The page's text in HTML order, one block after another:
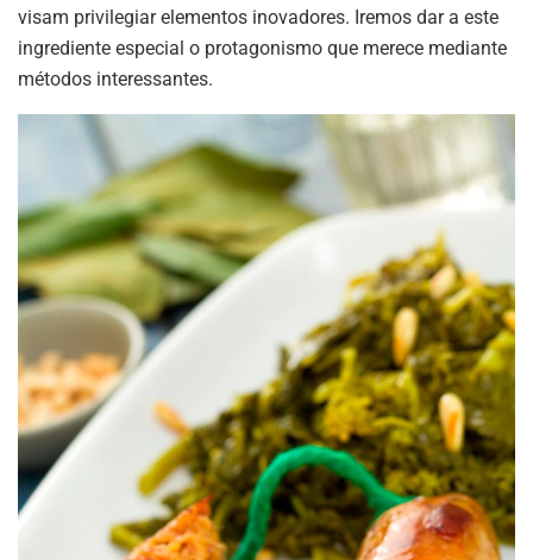
visam privilegiar elementos inovadores. Iremos dar a este
ingrediente especial o protagonismo que merece mediante
métodos interessantes.